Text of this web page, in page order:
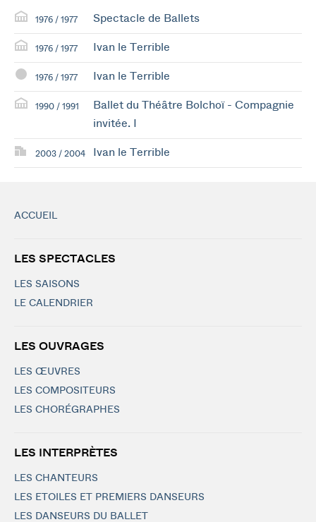
1976 / 1977 Spectacle de Ballets
1976 / 1977 Ivan le Terrible
1976 / 1977 Ivan le Terrible
1990 / 1991
Ballet du Théâtre Bolchoï - Compagnie
invitée. I
2003 / 2004 Ivan le Terrible
ACCUEIL
LES SPECTACLES
LES SAISONS
LE CALENDRIER
LES OUVRAGES
LES ŒUVRES
LES COMPOSITEURS
LES CHORÉGRAPHES
LES INTERPRÈTES
LES CHANTEURS
LES ETOILES ET PREMIERS DANSEURS
LES DANSEURS DU BALLET